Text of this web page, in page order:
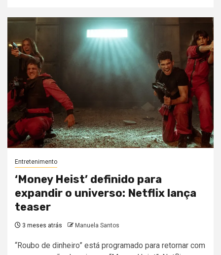
Entretenimento
‘Money Heist’ definido para
expandir o universo: Netflix lança
teaser
3 meses atrás Manuela Santos
“Roubo de dinheiro” está programado para retornar com